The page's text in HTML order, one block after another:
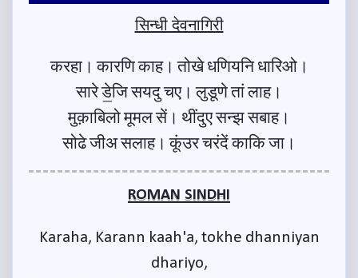
सिन्धी देवनागिरी
करहा। कारणि काह। तोखे धणियनि धारिओ।
सारे डे॒जि सयदु चए। लुडूणे तां लाह।
मुक़ाबिलो मूमल सें। थींदुए सन्झ सबाह।
सोढे जीअ सलाह। कूंउर चरंदें काकि जा।
ROMAN SINDHI
Karaha, Karann kaah'a, tokhe dhanniyan
dhariyo,